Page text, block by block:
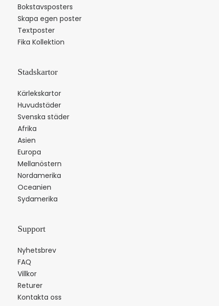
Bokstavsposters
Skapa egen poster
Textposter
Fika Kollektion
Stadskartor
Kärlekskartor
Huvudstäder
Svenska städer
Afrika
Asien
Europa
Mellanöstern
Nordamerika
Oceanien
Sydamerika
Support
Nyhetsbrev
FAQ
Villkor
Returer
Kontakta oss